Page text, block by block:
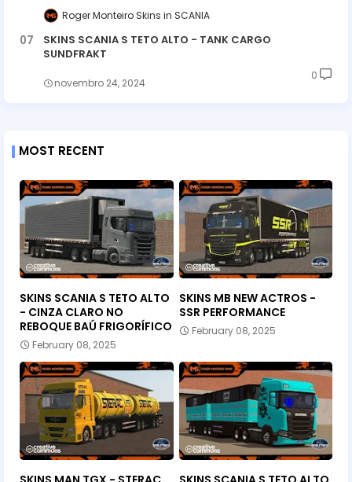
Roger Monteiro Skins SCANIA
SKINS SCANIA S TETO ALTO - TANK CARGO
SUNDFRAKT
novembro 24, 2024
0
MOST RECENT
SKINS SCANIA S TETO ALTO
- CINZA CLARO NO
REBOQUE BAÚ FRIGORÍFICO
February 08, 2025
SKINS MB NEW ACTROS -
SSR PERFORMANCE
February 08, 2025